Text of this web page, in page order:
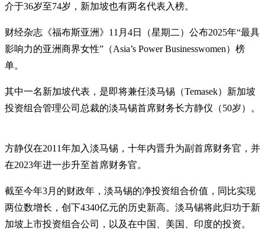
介于36岁至74岁，新加坡也有两名代表入榜。
财经杂志《福布斯亚洲》11月4日（星期二）公布2025年“最具
影响力的亚洲商界女性”（Asia’s Power Businesswomen）榜
单。
其中一名新加坡代表，是即将兼任淡马锡（Temasek）新加坡
投资组合管理公司总裁的淡马锡首席财务长方静仪（50岁）。
方静仪在2011年加入淡马锡，十年内晋升为副首席财务官，并
在2023年进一步升至首席财务官。
截至今年3月的财政年，淡马锡的净投资组合价值，同比实现
两位数增长，创下4340亿元的历史新高。淡马锡将此归功于新
加坡上市投资组合公司，以及在中国、美国、印度的投资。